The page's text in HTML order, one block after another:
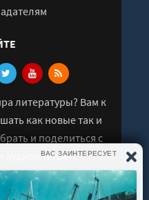
литературы? Вам к
как новые так и
и поделиться с
аудиокнигами!